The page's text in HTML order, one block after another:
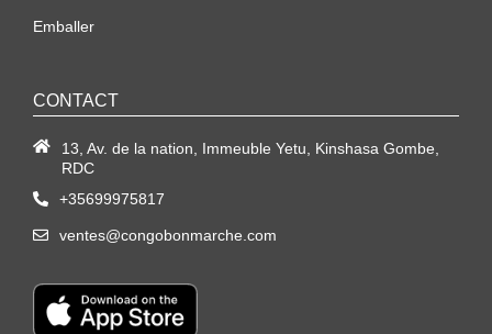
Emballer
CONTACT
13, Av. de la nation, Immeuble Yetu, Kinshasa Gombe,
RDC
+35699975817
ventes@congobonmarche.com